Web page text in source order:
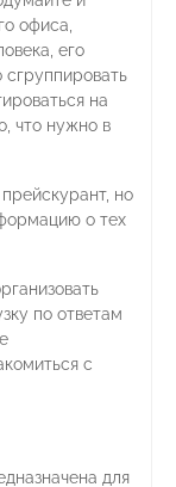
офиса,
его
на
что нужно в
но
о тех
по ответам
с
для